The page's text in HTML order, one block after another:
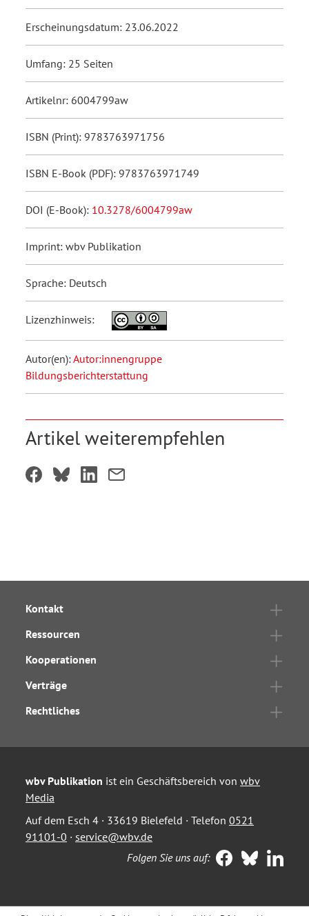
Erscheinungsdatum: 23.06.2022
Umfang: 25 Seiten
Artikelnr: 6004799aw
ISBN (Print): 9783763971756
ISBN E-Book (PDF): 9783763971749
DOI (E-Book): 10.3278/6004799aw
Imprint: wbv Publikation
Sprache: Deutsch
Lizenzhinweis:
Autor(en):Autor:innengruppe
Bildungsberichterstattung
Artikel weiterempfehlen
Kontakt
Ressourcen
Kooperationen
Verträge
Rechtliches
wbv Publikation ist ein Geschäftsbereich von wbv
Media
Auf dem Esch 4 · 33619 Bielefeld · Telefon 0521
91101-0 · service@wbv.de
Folgen Sie uns auf: